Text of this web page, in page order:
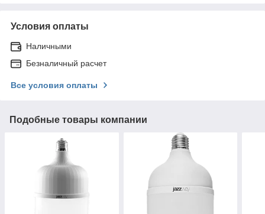
Условия оплаты
Наличными
Безналичный расчет
Все условия оплаты
Подобные товары компании